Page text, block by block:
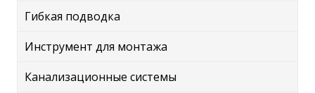
Гибкая подводка
Инструмент для монтажа
Канализационные системы